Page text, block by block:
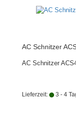
AC Schnitzer
AC Schnitzer
Lieferzeit: 3 - 4